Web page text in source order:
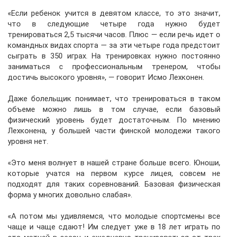
«Если ребенок учится в девятом классе, то это значит,
что в следующие четыре года нужно будет
тренироваться 2,5 тысячи часов. Плюс — если речь идет о
командных видах спорта — за эти четыре года предстоит
сыграть в 350 играх. На тренировках нужно постоянно
заниматься с профессиональным тренером, чтобы
достичь высокого уровня», — говорит Исмо Лехконен.
Даже болельщик понимает, что тренироваться в таком
объеме можно лишь в том случае, если базовый
физический уровень будет достаточным. По мнению
Лехконена, у большей части финской молодежи такого
уровня нет.
«Это меня волнует в нашей стране больше всего. Юноши,
которые учатся на первом курсе лицея, совсем не
подходят для таких соревнований. Базовая физическая
форма у многих довольно слабая».
«А потом мы удивляемся, что молодые спортсмены все
чаще и чаще сдают! Им следует уже в 18 лет играть по